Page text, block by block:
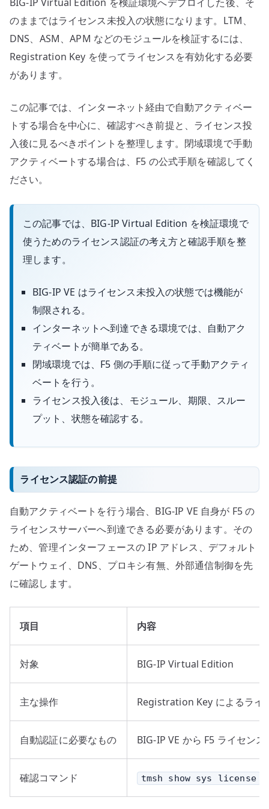
で
有
効
化
る
の
のままではライセンス未投入の状態になります。LTM、
DNS、ASM、APM などのモジュールを検証するには、
Registration Key を使ってライセンスを有効化する必要
があります。
この記事では、インターネット経由で自動アクティベー
トする場合を中心に、確認すべき前提と、ライセンス投
入後に見るべきポイントを整理します。閉域環境で手動
アクティベートする場合は、F5 の公式手順を確認してく
ださい。
この記事では、BIG-IP Virtual Edition を検証環境で
使うためのライセンス認証の考え方と確認手順を整
理します。
BIG-IP VE はライセンス未投入の状態では機能が
制限される。
インターネットへ到達できる環境では、自動アク
ティベートが簡単である。
閉域環境では、F5 側の手順に従って手動アクティ
ベートを行う。
ライセンス投入後は、モジュール、期限、スルー
プット、状態を確認する。
ライセンス認証の前提
自動アクティベートを行う場合、BIG-IP VE 自身が F5 の
ライセンスサーバーへ到達できる必要があります。その
ため、管理インターフェースの IP アドレス、デフォルト
ゲートウェイ、DNS、プロキシ有無、外部通信制御を先
に確認します。
項目 内容
対象 BIG-IP Virtual Edition
主な操作 Registration Key によるライ
自動認証に必要なもの BIG-IP VE から F5 ライセン
確認コマンド tmsh show sys license